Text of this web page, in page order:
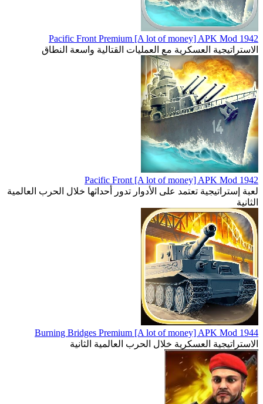
1942 Pacific Front Premium [A lot of money] APK Mod
الاستراتيجية العسكرية مع العمليات القتالية واسعة النطاق
1942 Pacific Front [A lot of money] APK Mod
لعبة إستراتيجية تعتمد على الأدوار تدور أحداثها خلال الحرب العالمية
الثانية
1944 Burning Bridges Premium [A lot of money] APK Mod
الاستراتيجية العسكرية خلال الحرب العالمية الثانية